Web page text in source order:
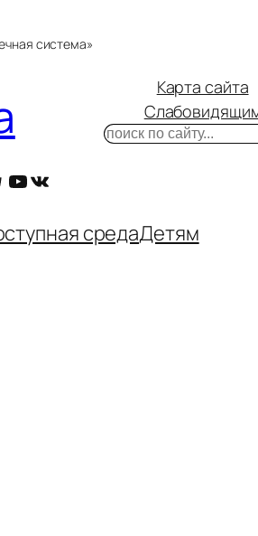
система»
YouTube
ВКонтакте
Карта сайта
Поиск
средаДетям